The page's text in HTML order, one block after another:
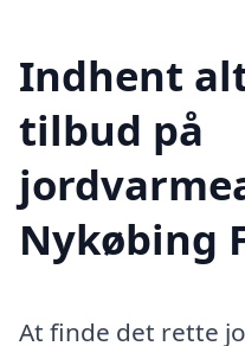
Indhent
tilbud på
Nykøbing
At finde det rette